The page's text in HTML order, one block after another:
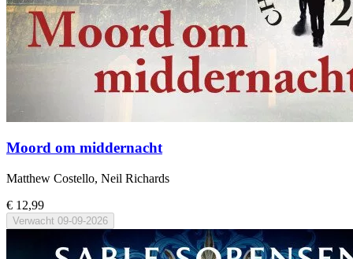
Moord om middernacht
Matthew Costello, Neil Richards
€ 12,99
Verwacht 09-09-2026